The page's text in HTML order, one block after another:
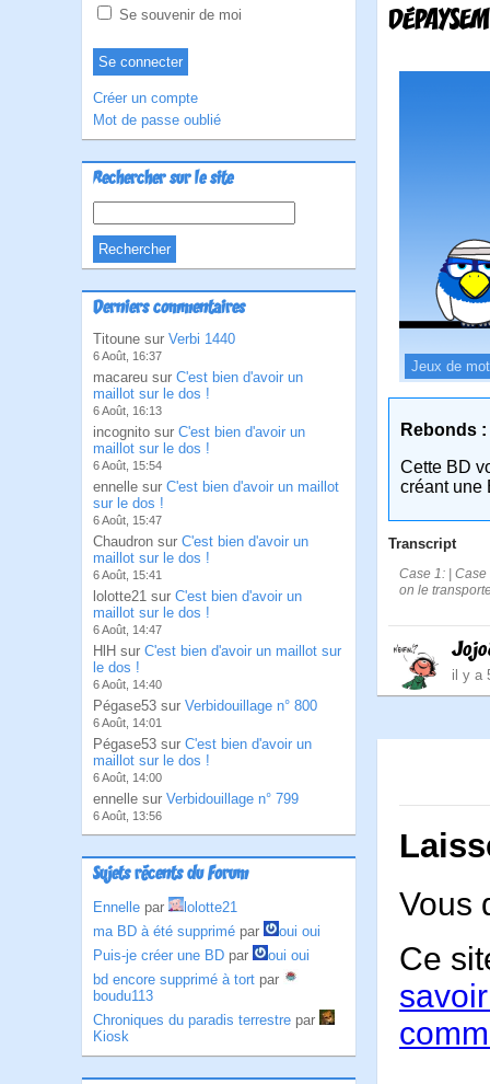
Se souvenir de moi
Créer un compte
Mot de passe oublié
Rechercher sur le site
Derniers commentaires
Titoune sur Verbi 1440
6 Août, 16:37
macareu sur C'est bien d'avoir un
maillot sur le dos !
6 Août, 16:13
incognito sur C'est bien d'avoir un
maillot sur le dos !
6 Août, 15:54
ennelle sur C'est bien d'avoir un maillot
sur le dos !
6 Août, 15:47
Chaudron sur C'est bien d'avoir un
maillot sur le dos !
6 Août, 15:41
lolotte21 sur C'est bien d'avoir un
maillot sur le dos !
6 Août, 14:47
HlH sur C'est bien d'avoir un maillot sur
le dos !
6 Août, 14:40
Pégase53 sur Verbidouillage n° 800
6 Août, 14:01
Pégase53 sur C'est bien d'avoir un
maillot sur le dos !
6 Août, 14:00
ennelle sur Verbidouillage n° 799
6 Août, 13:56
Sujets récents du Forum
Ennelle par
lolotte21
ma BD à été supprimé par
oui oui
Puis-je créer une BD par
oui oui
bd encore supprimé à tort par
boudu113
Chroniques du paradis terrestre par
Kiosk
Jeux de
Rebonds :
Cette BD
créant une
Transcript
Case 1: |
on le
il y a
Vous
Ce